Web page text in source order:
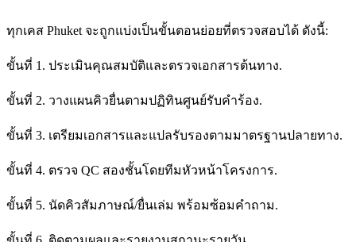
ทุกเคส Phuket จะถูกแบ่งเป็นขั้นตอนย่อยที่ตรวจสอบได้ ดังนี้:
ขั้นที่ 1. ประเมินคุณสมบัติและตรวจเอกสารต้นทาง.
ขั้นที่ 2. วางแผนคิวยื่นตามปฏิทินศูนย์รับคำร้อง.
ขั้นที่ 3. เตรียมเอกสารและแปลรับรองตามมาตรฐานปลายทาง.
ขั้นที่ 4. ตรวจ QC สองชั้นโดยทีมหัวหน้าโครงการ.
ขั้นที่ 5. นัดคิวสัมภาษณ์/ยื่นเล่ม พร้อมซ้อมคำถาม.